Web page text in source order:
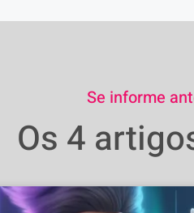
Se informe
Os 4